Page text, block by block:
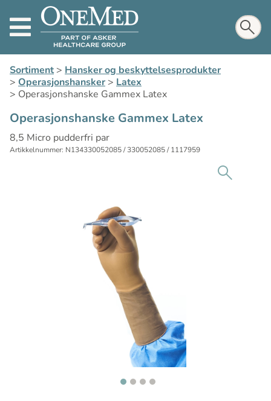
Sortiment> Hansker og beskyttelsesprodukter
> Operasjonshansker> Latex
> Operasjonshanske Gammex Latex
Operasjonshanske Gammex Latex
8,5 Micro pudderfri par
Artikkelnummer: N134330052085 / 330052085 / 1117959